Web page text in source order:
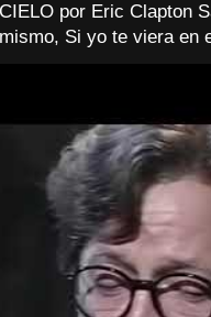
por Eric Clapton
Si yo te viera en